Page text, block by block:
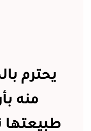
يحترم
منه
طبيعتها